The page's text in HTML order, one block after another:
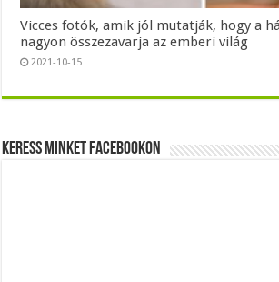
Vicces fotók, amik jól mutatják, hogy a
nagyon összezavarja az emberi világ
2021-10-15
Keress minket Facebookon